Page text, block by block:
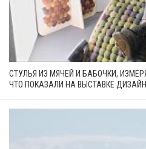
СТУЛЬЯ ИЗ МЯЧЕЙ И БАБОЧКИ,
ЧТО ПОКАЗАЛИ НА ВЫСТАВКЕ